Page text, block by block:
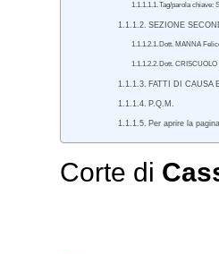
Tag/parola chiave:
SEZIONE
Dott. MANNA
Dott.
FATTI DI CAUSA
P.Q.M.
Per aprire la
Corte di